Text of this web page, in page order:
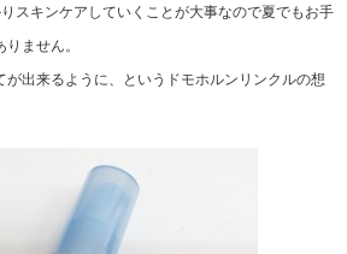
スキンケアしていくことが大事なので夏でもお手
ません。
が出来るように、というドモホルンリンクルの想